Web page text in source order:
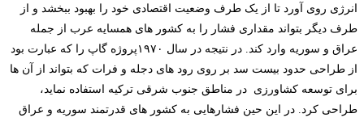
انرژی روی آورد تا از یک طرف وضعیت اقتصادی خود را بهبود ببخشد و از
طرف دیگر بتواند مقداری فشار را به کشور های همسایه عرب از جمله
عراق و سوریه وارد کند. در نتیجه در سال ۱۹۷۰پروژه گاپ را که عبارت بود
از طراحی حدود بیست سد بر روی رود های دجله و فرات که بتواند از آن ها
برای توسعه کشاورزی در مناطق جنوب شرقی ترکیه استفاده نماید،
طراحی کرد. در این حین فشارهایی به کشور های قدرتمند سوریه و عراق